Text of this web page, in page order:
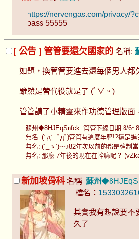
https://nervengas.com/privacy/
pass 55555
[ 公告 ] 管管要還欠國家的 名稱:
如題，換管管要進去還每個男人都
雖然是替代役就是了 (ﾟ∀。)
管管請了小精靈來作功德管理版面
蘇州◆8HJEqSnfck: 管管下線日期 8/
無名: (ﾟдﾟ≡ﾟдﾟ)管管有這麼年輕!?還是
無名: (´_ゝ`)～♪82年次以前的都是強制
無名: 那麼 7年後的現在在幹嘛呢？
新加坡骨科 名稱: 蘇州
檔名：
其實我有想說要不
久了